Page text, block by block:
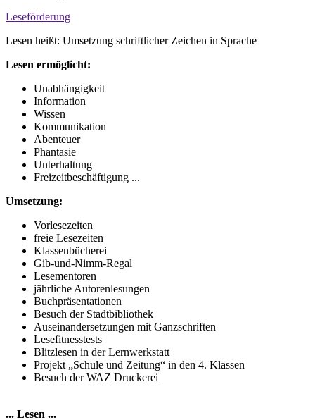
Leseförderung
Lesen heißt: Umsetzung schriftlicher Zeichen in Sprache
Lesen ermöglicht:
Unabhängigkeit
Information
Wissen
Kommunikation
Abenteuer
Phantasie
Unterhaltung
Freizeitbeschäftigung ...
Umsetzung:
Vorlesezeiten
freie Lesezeiten
Klassenbücherei
Gib-und-Nimm-Regal
Lesementoren
jährliche Autorenlesungen
Buchpräsentationen
Besuch der Stadtbibliothek
Auseinandersetzungen mit Ganzschriften
Lesefitnesstests
Blitzlesen in der Lernwerkstatt
Projekt „Schule und Zeitung“ in den 4. Klassen
Besuch der WAZ Druckerei
... Lesen ...